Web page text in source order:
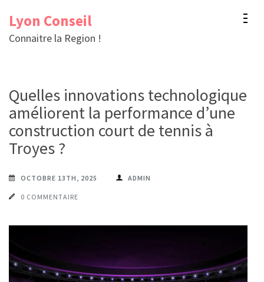
contenu
Lyon Conseil
Connaitre la Region !
Quelles innovations technologiques
améliorent la performance d’une
construction court de tennis à
Troyes ?
OCTOBRE 13TH, 2025 ADMIN
0 COMMENTAIRE